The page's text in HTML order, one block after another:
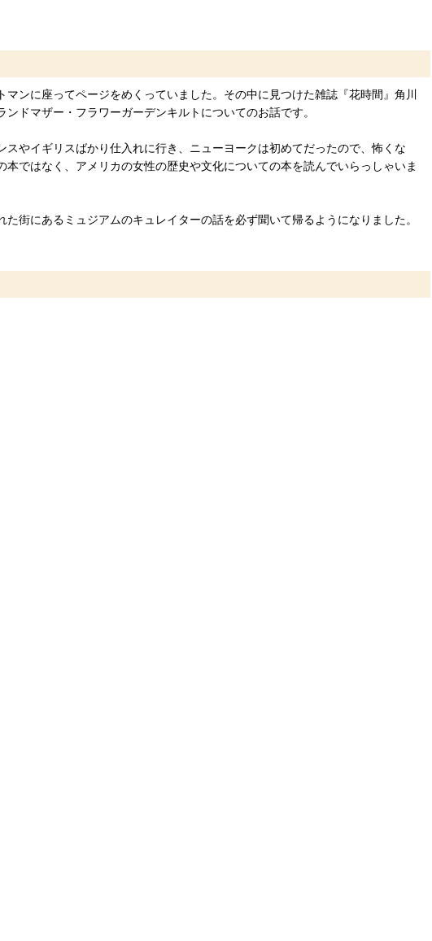
ンに座ってページをめくっていました。その中に見つけた雑誌『花時間』角川
ドマザー・フラワーガーデンキルトについてのお話です。
やイギリスばかり仕入れに行き、ニューヨークは初めてだったので、怖くな
ではなく、アメリカの女性の歴史や文化についての本を読んでいらっしゃいま
街にあるミュジアムのキュレイターの話を必ず聞いて帰るようになりました。